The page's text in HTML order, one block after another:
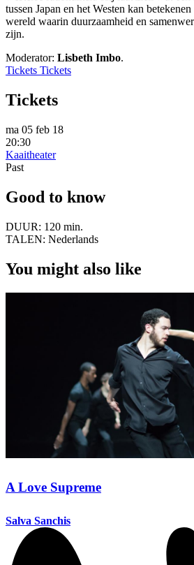
tussen Japan en het Westen kan
wereld waarin duurzaamheid en
zijn.
Moderator: Lisbeth Imbo.
Tickets Tickets
Tickets
ma 05 feb 18
20:30
Kaaitheater
Past
Good to know
DUUR: 120 min.
TALEN: Nederlands
You might also like
A Love Supreme
Salva Sanchis